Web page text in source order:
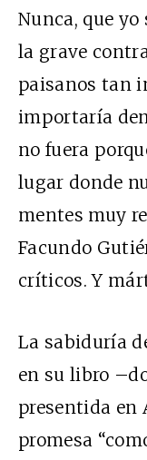
Nunca, que
la grave
paisanos tan
importaría
no fuera
lugar donde
mentes muy
Facundo
críticos. Y
La sabiduría
en su libro
presentida en
promesa